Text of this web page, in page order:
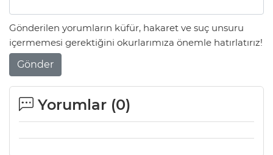
Gönderilen yorumların küfür, hakaret ve suç unsuru
içermemesi gerektiğini okurlarımıza önemle hatırlatırız!
Gönder
Yorumlar (0)